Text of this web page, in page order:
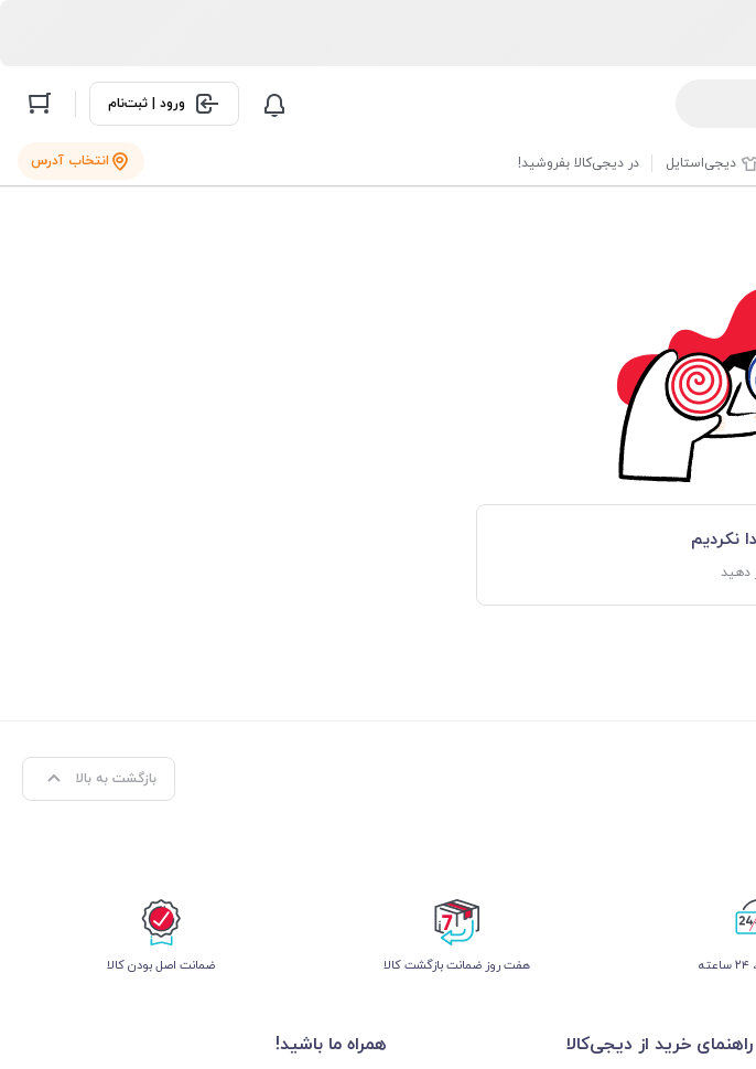
ورود | ثبت‌نام
دیجی‌استایل در دیجی‌کالا بفروشید! انتخاب آدرس
نکردیم
دهید
بازگشت به بالا
هفت روز ضمانت بازگشت کالا ﺿﻤﺎﻧﺖ اﺻﻞ ﺑﻮدن ﮐﺎﻟﺎ
راهنمای خرید از دیجی‌کالا همراه ما باشید!